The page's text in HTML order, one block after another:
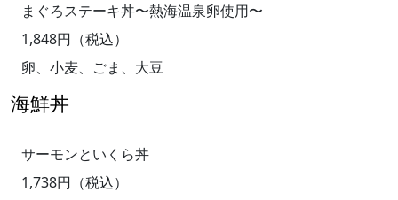
まぐろステーキ丼〜熱海温泉卵使用〜
1,848円（税込）
卵、小麦、ごま、大豆
海鮮丼
サーモンといくら丼
1,738円（税込）